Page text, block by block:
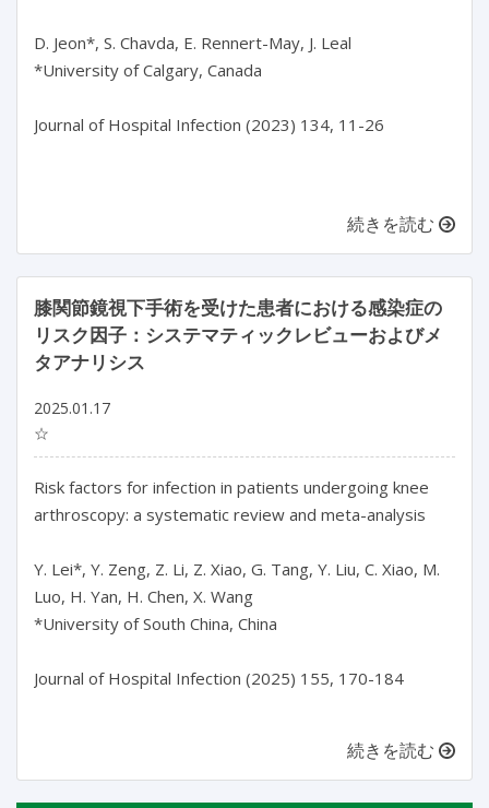
D. Jeon*, S. Chavda, E. Rennert-May, J. Leal
*University of Calgary, Canada
Journal of Hospital Infection (2023) 134, 11-26
続きを読む
膝関節鏡視下手術を受けた患者における感染症の
リスク因子：システマティックレビューおよびメ
タアナリシス
2025.01.17
☆
Risk factors for infection in patients undergoing knee
arthroscopy: a systematic review and meta-analysis
Y. Lei*, Y. Zeng, Z. Li, Z. Xiao, G. Tang, Y. Liu, C. Xiao, M.
Luo, H. Yan, H. Chen, X. Wang
*University of South China, China
Journal of Hospital Infection (2025) 155, 170-184
続きを読む